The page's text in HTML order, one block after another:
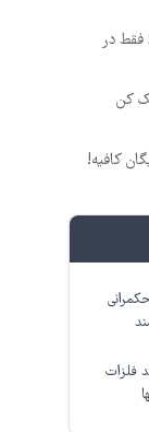
۵۰۰ دلار بونوس و اسپرد از صفر xauusd فقط در
کن
کافیه!
فلزات